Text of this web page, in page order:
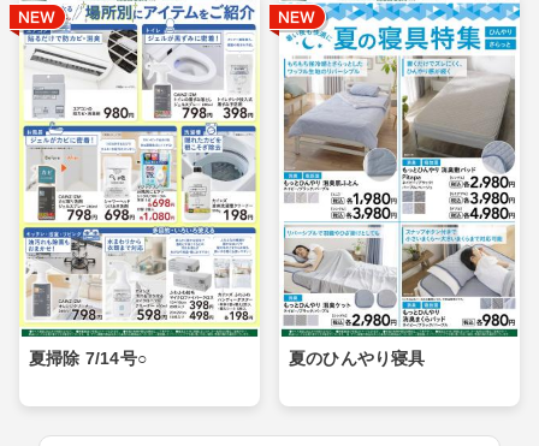
夏掃除 7/14号○ 夏のひんやり寝具